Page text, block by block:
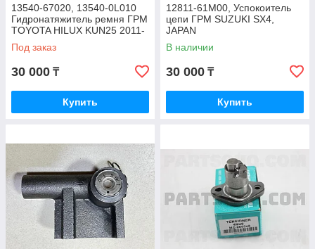
13540-67020, 13540-0L010
Гидронатяжитель ремня ГРМ
TOYOTA HILUX KUN25 2011-
2015, JAPAN
Под заказ
30 000 ₸
Купить
12811-61M00, Успокоитель
цепи ГРМ SUZUKI SX4,
JAPAN
В наличии
30 000 ₸
Купить